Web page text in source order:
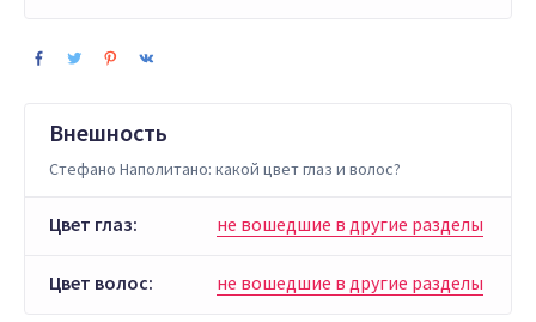
Внешность
Стефано Наполитано: какой цвет глаз и волос?
Цвет глаз: не вошедшие в другие разделы
Цвет волос: не вошедшие в другие разделы